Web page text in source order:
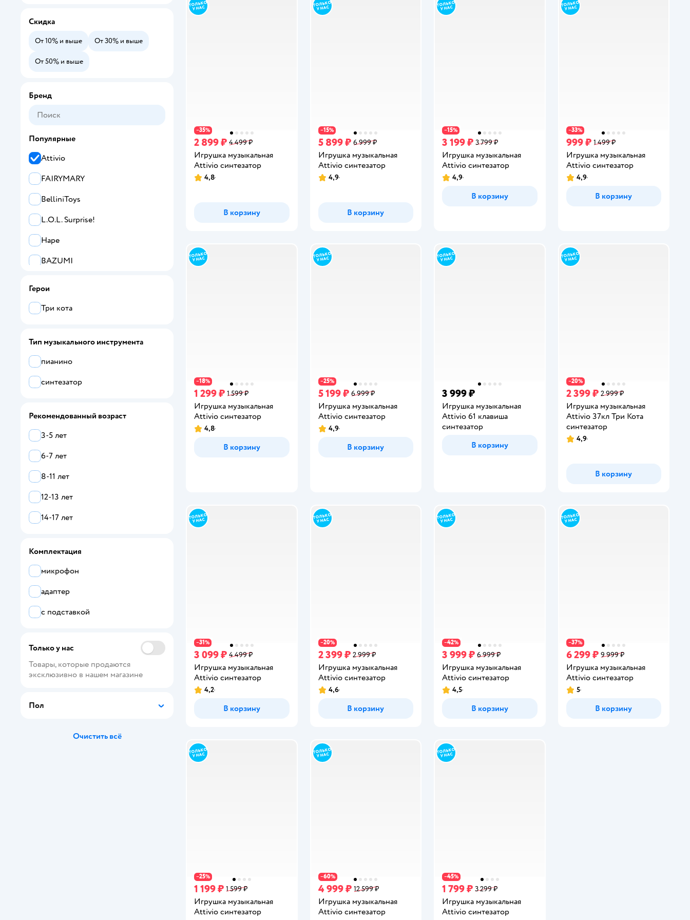
−35%
2 899 ₽ 4 499 ₽
Игрушка музыкальная
Attivio синтезатор
Рейтинг:
4,8
В корзину
−15%
5 899 ₽ 6 999 ₽
Игрушка музыкальная
Attivio синтезатор
Рейтинг:
4,9
В корзину
−15%
3 199 ₽ 3 799 ₽
Игрушка музыкальная
Attivio синтезатор
Рейтинг:
4,9
В корзину
−33%
999 ₽ 1 499 ₽
Игрушка музыкальная
Attivio синтезатор
Рейтинг:
4,9
В корзину
−18%
1 299 ₽ 1 599 ₽
Игрушка музыкальная
Attivio синтезатор
Рейтинг:
4,8
В корзину
−25%
5 199 ₽ 6 999 ₽
Игрушка музыкальная
Attivio синтезатор
Рейтинг:
4,9
В корзину
3 999 ₽
Игрушка музыкальная
Attivio 61 клавиша
синтезатор
В корзину
−20%
2 399 ₽ 2 999 ₽
Игрушка музыкальная
Attivio 37кл Три Кота
синтезатор
Рейтинг:
4,9
В корзину
−31%
3 099 ₽ 4 499 ₽
Игрушка музыкальная
Attivio синтезатор
Рейтинг:
4,2
В корзину
−20%
2 399 ₽ 2 999 ₽
Игрушка музыкальная
Attivio синтезатор
Рейтинг:
4,6
В корзину
−42%
3 999 ₽ 6 999 ₽
Игрушка музыкальная
Attivio синтезатор
Рейтинг:
4,5
В корзину
−37%
6 299 ₽ 9 999 ₽
Игрушка музыкальная
Attivio синтезатор
Рейтинг:
5
В корзину
−25%
1 199 ₽ 1 599 ₽
Игрушка музыкальная
Attivio синтезатор
−60%
4 999 ₽ 12 599 ₽
Игрушка музыкальная
Attivio синтезатор
−45%
1 799 ₽ 3 299 ₽
Игрушка музыкальная
Attivio синтезатор
Скидка
От 10% и выше От 30% и выше
От 50% и выше
Бренд
Популярные
Attivio
FAIRYMARY
BelliniToys
L.O.L. Surprise!
Hape
BAZUMI
Bondibon
Все
Attivio
Hape
L.O.L. Surprise!
LUMICUBE
Mary Poppins
TrendToys
Veld Co
Рыжий кот
Герои
Три кота
Тип музыкального инструмента
пианино
синтезатор
Рекомендованный возраст
3-5 лет
6-7 лет
8-11 лет
12-13 лет
14-17 лет
Комплектация
микрофон
адаптер
с подставкой
Только у нас
Товары, которые продаются
эксклюзивно в нашем магазине
Пол
Очистить всё